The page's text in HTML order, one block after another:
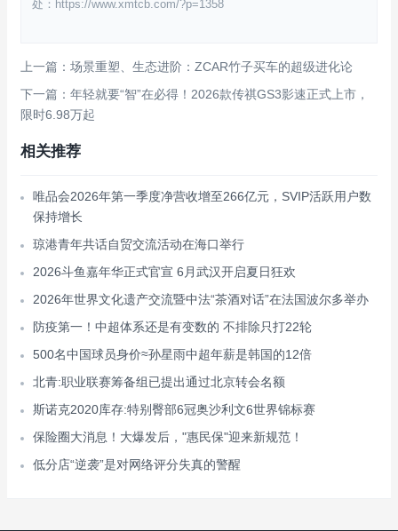
处：https://www.xmtcb.com/?p=1358
上一篇：场景重塑、生态进阶：ZCAR竹子买车的超级进化论
下一篇：年轻就要“智”在必得！2026款传祺GS3影速正式上市，
限时6.98万起
相关推荐
唯品会2026年第一季度净营收增至266亿元，SVIP活跃用户数
保持增长
琼港青年共话自贸交流活动在海口举行
2026斗鱼嘉年华正式官宣 6月武汉开启夏日狂欢
2026年世界文化遗产交流暨中法“茶酒对话”在法国波尔多举办
防疫第一！中超体系还是有变数的 不排除只打22轮
500名中国球员身价≈孙星雨中超年薪是韩国的12倍
北青:职业联赛筹备组已提出通过北京转会名额
斯诺克2020库存:特别臀部6冠奥沙利文6世界锦标赛
保险圈大消息！大爆发后，"惠民保"迎来新规范！
低分店“逆袭”是对网络评分失真的警醒